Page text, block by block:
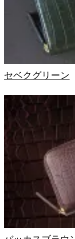
セベクグリーン